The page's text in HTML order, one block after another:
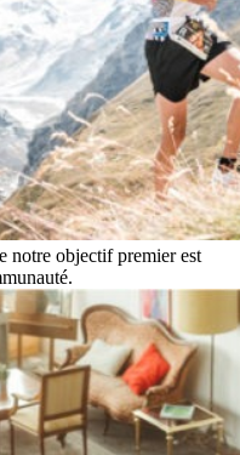
notre objectif premier est